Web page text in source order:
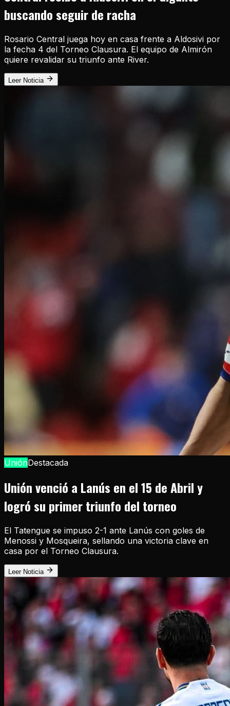
buscando seguir de racha
Rosario Central juega hoy en casa frente a Aldosivi por
la fecha 4 del Torneo Clausura. El equipo de Almirón
quiere revalidar su triunfo ante River.
Leer Noticia
UniónDestacada
Unión venció a Lanús en el 15 de Abril y
logró su primer triunfo del torneo
El Tatengue se impuso 2-1 ante Lanús con goles de
Menossi y Mosqueira, sellando una victoria clave en
casa por el Torneo Clausura.
Leer Noticia